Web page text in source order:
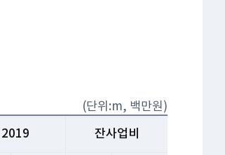
(단위:m, 백만원)
2019 잔사업비